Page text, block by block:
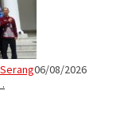
Serang06/08/2026